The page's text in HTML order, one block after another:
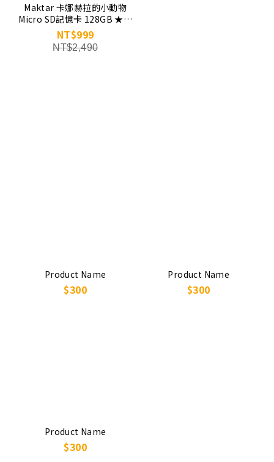
Maktar 卡娜赫拉的小動物
Micro SD記憶卡 128GB ★請
選容量
NT$999
NT$2,490
Product Name
$300
Product Name
$300
Product Name
$300